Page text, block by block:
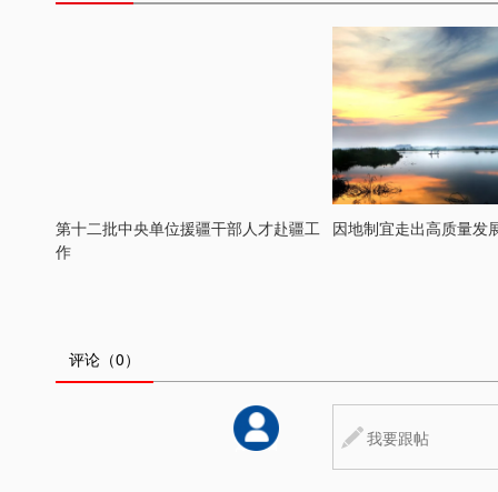
第十二批中央单位援疆干部人才赴疆工
作
因地制宜走出高质量发
评论 （0）